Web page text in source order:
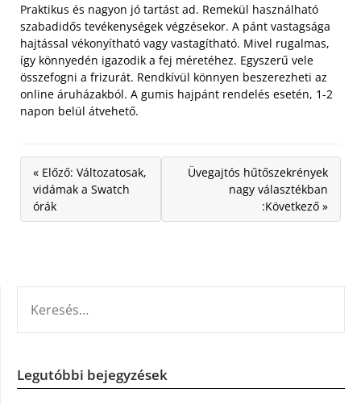
Praktikus és nagyon jó tartást ad. Remekül használható
szabadidős tevékenységek végzésekor. A pánt vastagsága
hajtással vékonyítható vagy vastagítható. Mivel rugalmas,
így könnyedén igazodik a fej méretéhez. Egyszerű vele
összefogni a frizurát. Rendkívül könnyen beszerezheti az
online áruházakból. A gumis hajpánt rendelés esetén, 1-2
napon belül átvehető.
« Előző: Változatosak,
vidámak a Swatch
órák
Üvegajtós hűtőszekrények
nagy választékban
:Következő »
Legutóbbi bejegyzések